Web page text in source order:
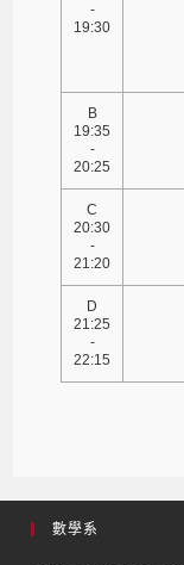
-
19:30
B
19:35
-
20:25
C
20:30
-
21:20
D
21:25
-
22:15
數學系